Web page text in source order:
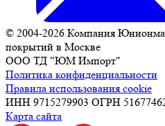
© 2004-2026 Компания
покрытий в Москве
ООО ТД "ЮМ Импорт"
Политика конфиденциальности
Правила использования cookie
ИНН 9715279903 ОГРН
Карта сайта